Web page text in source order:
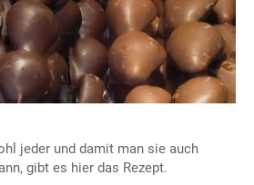
jeder und damit man sie auch
gibt es hier das Rezept.